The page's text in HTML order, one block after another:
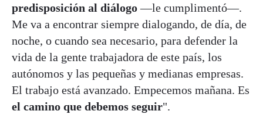
predisposición al diálogo—le cumplimentó—.
Me va a encontrar siempre dialogando, de día, de
noche, o cuando sea necesario, para defender la
vida de la gente trabajadora de este país, los
autónomos y las pequeñas y medianas empresas.
El trabajo está avanzado. Empecemos mañana. Es
el camino que debemos seguir".